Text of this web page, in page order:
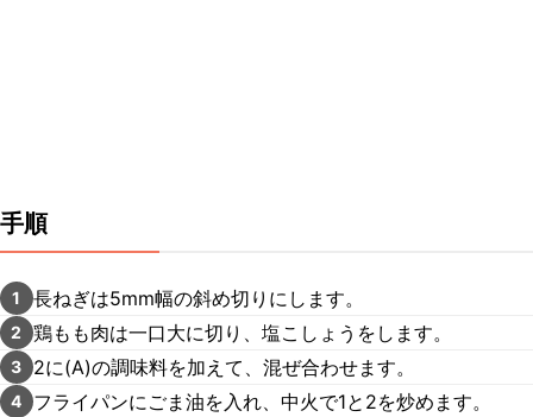
手順
1 長ねぎは5mm幅の斜め切りにします。
2 鶏もも肉は一口大に切り、塩こしょうをします。
3 2に(A)の調味料を加えて、混ぜ合わせます。
4 フライパンにごま油を入れ、中火で1と2を炒めます。